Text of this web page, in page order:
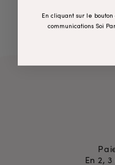
En 2,
En cliquant sur le
communications Soi